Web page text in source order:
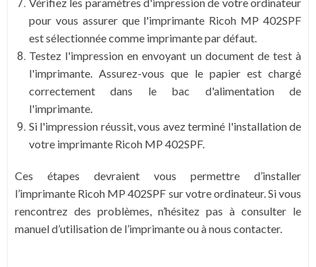
pour vous assurer que l'imprimante Ricoh MP 402SPF
est sélectionnée comme imprimante par défaut.
Testez l'impression en envoyant un document de test à
l'imprimante. Assurez-vous que le papier est chargé
correctement dans le bac d'alimentation de
l'imprimante.
Si l'impression réussit, vous avez terminé l'installation de
votre imprimante Ricoh MP 402SPF.
Ces étapes devraient vous permettre d’installer
l’imprimante Ricoh MP 402SPF sur votre ordinateur. Si vous
rencontrez des problèmes, n’hésitez pas à consulter le
manuel d’utilisation de l’imprimante ou à nous contacter.